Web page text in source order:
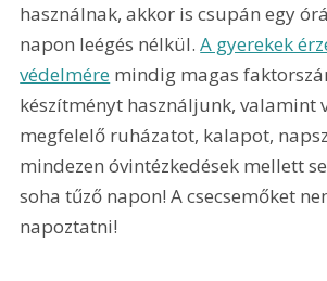
használnak, akkor is csupán egy
napon leégés nélkül. A gyerekek
védelmére mindig magas
készítményt használjunk, valamint
megfelelő ruházatot, kalapot,
mindezen óvintézkedések mellett
soha tűző napon! A csecsemőket
napoztatni!